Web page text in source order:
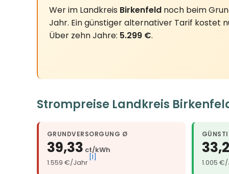
Wer im Landkreis Birkenfeld noch beim
Jahr. Ein günstiger alternativer Tarif kostet
Über zehn Jahre: 5.299 €.
Strompreise Landkreis
GRUNDVERSORGUNG Ø
39,33 ct/kWh
1.559 €/Jahr
[1]
1.005